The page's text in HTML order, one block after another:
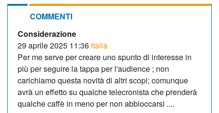
COMMENTI
Considerazione
29 aprile 2025 11:36 italia
Per me serve per creare uno spunto di interesse in
più per seguire la tappa per l'audience ; non
carichiamo questa novità di altri scopi; comunque
avrà un effetto su qualche telecronista che prenderà
qualche caffè in meno per non abbioccarsi ....